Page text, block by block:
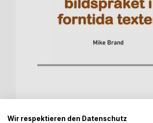
BESCHREIBUNG
Wir respektieren den Datenschutz